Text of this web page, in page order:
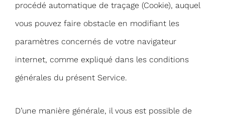
procédé automatique de traçage (Cookie), auquel
vous pouvez faire obstacle en modifiant les
paramètres concernés de votre navigateur
internet, comme expliqué dans les conditions
générales du présent Service.
D’une manière générale, il vous est possible de